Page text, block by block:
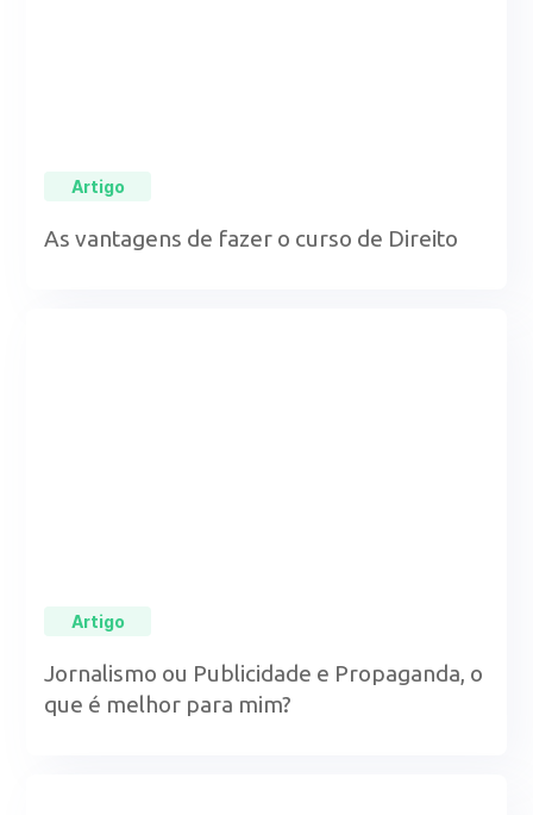
Artigo
As vantagens de fazer o curso de Direito
Artigo
Jornalismo ou Publicidade e Propaganda, o
que é melhor para mim?